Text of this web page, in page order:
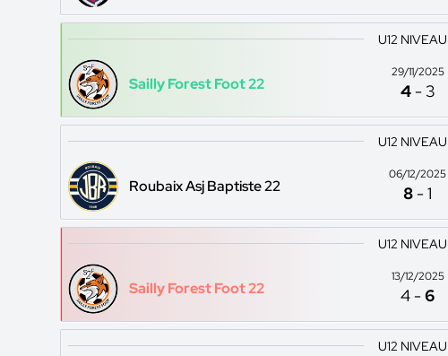
U12
Sailly Forest Foot 22
29/11/2025
4 - 3
U12
Roubaix Asj Baptiste 22
06/12/2025
8 -1
U12
Sailly Forest Foot 22
13/12/2025
4 -6
U12